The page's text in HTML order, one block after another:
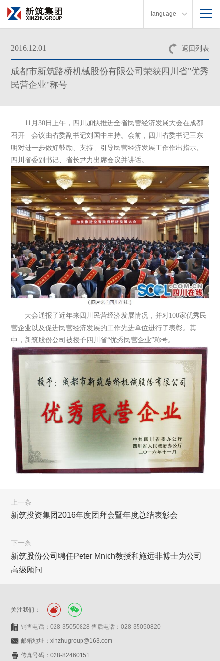
language
返回列表
2016.12.01
成都市新筑路桥机械股份有限公司荣获四川省"优秀
民营企业"称号
11月30日上午，四川加快推进全省民营经济发展大会在成都
召开，会议由省委副书记刘国中主持。会前，四川省委书记王东
明对进一步做好鼓励、支持、引导民营经济发展工作作出指示。
四川省委副书记、省长尹力出席会议并讲话。
大会通报了近年来四川民营经济发展情况，并对100家优秀民
营企业以及促进民营经济发展的工作先进单位进行了表彰。其
中，新筑股份公司被授予四川省“优秀民营企业”称号。
上一条
新筑投资集团2016年度团拜会暨年度总结表彰会
下一条
新筑股份公司聘任Peter Mnich教授和施远非博士为公司
高级顾问
关注我们：
销售电话：028-35050828 售后电话：028-35050820
邮箱地址：xinzhugroup@163.com
传真号码：028-82460151